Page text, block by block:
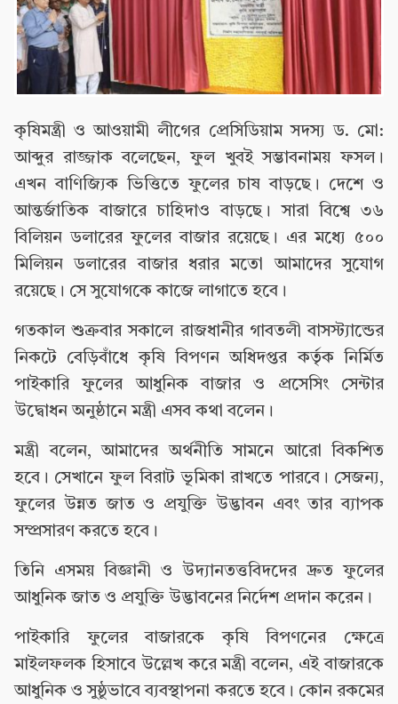
কৃষিমন্ত্রী ও আওয়ামী লীগের প্রেসিডিয়াম সদস্য ড. মো:
আব্দুর রাজ্জাক বলেছেন, ফুল খুবই সম্ভাবনাময় ফসল।
এখন বাণিজ্যিক ভিত্তিতে ফুলের চাষ বাড়ছে। দেশে ও
আন্তর্জাতিক বাজারে চাহিদাও বাড়ছে। সারা বিশ্বে ৩৬
বিলিয়ন ডলারের ফুলের বাজার রয়েছে। এর মধ্যে ৫০০
মিলিয়ন ডলারের বাজার ধরার মতো আমাদের সুযোগ
রয়েছে। সে সুযোগকে কাজে লাগাতে হবে।
গতকাল শুক্রবার সকালে রাজধানীর গাবতলী বাসস্ট্যান্ডের
নিকটে বেড়িবাঁধে কৃষি বিপণন অধিদপ্তর কর্তৃক নির্মিত
পাইকারি ফুলের আধুনিক বাজার ও প্রসেসিং সেন্টার
উদ্বোধন অনুষ্ঠানে মন্ত্রী এসব কথা বলেন।
মন্ত্রী বলেন, আমাদের অর্থনীতি সামনে আরো বিকশিত
হবে। সেখানে ফুল বিরাট ভূমিকা রাখতে পারবে। সেজন্য,
ফুলের উন্নত জাত ও প্রযুক্তি উদ্ভাবন এবং তার ব্যাপক
সম্প্রসারণ করতে হবে।
তিনি এসময় বিজ্ঞানী ও উদ্যানতত্তবিদদের দ্রুত ফুলের
আধুনিক জাত ও প্রযুক্তি উদ্ভাবনের নির্দেশ প্রদান করেন।
পাইকারি ফুলের বাজারকে কৃষি বিপণনের ক্ষেত্রে
মাইলফলক হিসাবে উল্লেখ করে মন্ত্রী বলেন, এই বাজারকে
আধুনিক ও সুষ্ঠুভাবে ব্যবস্থাপনা করতে হবে। কোন রকমের